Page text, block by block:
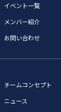
イベント一覧
メンバー紹介
お問い合わせ
チームコンセプト
ニュース